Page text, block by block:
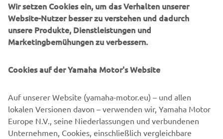
Design, die neueste Technologie und erstklassige
Zuverlässigkeit. Mit einer starken und gleichmäßigen
Beschleunigung, null Emissionen und einem superleisen
Fahrverhalten ist er die intelligenteste Art, sich in der
&
Wir setzen Cookies ein, um das Verhalten unserer
Website-Nutzer besser zu verstehen und dadurch
unsere Produkte, Dienstleistungen und
Marketingbemühungen zu verbessern.
Cookies auf der Yamaha Motor's Website
Auf unserer Website (yamaha-motor.eu) – und allen
lokalen Versionen davon – verwenden wir, Yamaha Motor
Europe N.V., seine Niederlassungen und verbundenen
Unternehmen, Cookies, einschließlich vergleichbare